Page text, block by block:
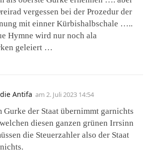
vergessen bei der Prozedur der
mit einner Kürbishalbschale …..
Hymne wird nur noch ala
geleiert …
Antifa am 2. Juli 2023 14:54
der Staat übernimmt garnichts
diesen ganzen grünen Irrsinn
die Steuerzahler also der Staat